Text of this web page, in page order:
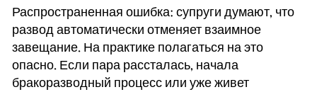
Распространенная ошибка: супруги думают, что
развод автоматически отменяет взаимное
завещание. На практике полагаться на это
опасно. Если пара рассталась, начала
бракоразводный процесс или уже живет